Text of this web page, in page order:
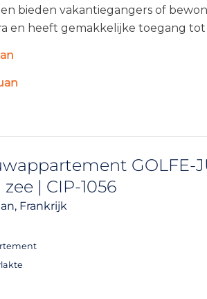
bieden vakantiegangers of
en heeft gemakkelijke toegang tot
GOLFE-
| CIP-1056
Frankrijk